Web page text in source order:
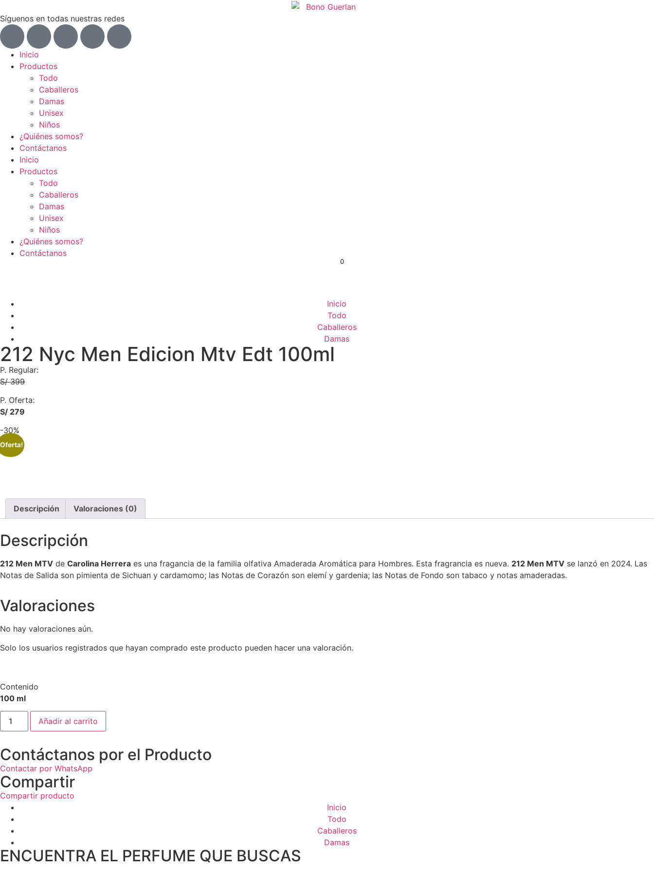
Síguenos en todas nuestras redes
Inicio
Productos
Todo
Caballeros
Damas
Unisex
Niños
¿Quiénes somos?
Contáctanos
Inicio
Productos
Todo
Caballeros
Damas
Unisex
Niños
¿Quiénes somos?
Contáctanos
0
Inicio
Todo
Caballeros
Damas
212 Nyc Men Edicion Mtv Edt 100ml
P. Regular:
S/ 399
P. Oferta:
S/ 279
-30%
Descripción Valoraciones (0)
Descripción
212 Men MTV de Carolina Herrera es una fragancia de la familia olfativa Amaderada Aromática para Hombres. Esta fragrancia es nueva. 212 Men MTV se lanzó en 2024. Las
Notas de Salida son pimienta de Sichuan y cardamomo; las Notas de Corazón son elemí y gardenia; las Notas de Fondo son tabaco y notas amaderadas.
Valoraciones
No hay valoraciones aún.
Solo los usuarios registrados que hayan comprado este producto pueden hacer una valoración.
Contenido
100 ml
Añadir al carrito
Contáctanos por el Producto
Contactar por WhatsApp
Compartir
Compartir producto
Inicio
Todo
Caballeros
Damas
ENCUENTRA EL PERFUME QUE BUSCAS